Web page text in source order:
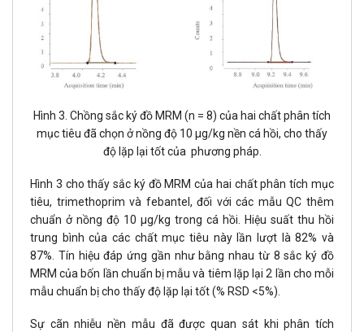
Hình 3. Chồng sắc ký đồ MRM (n = 8) của hai chất phân tích
mục tiêu đã chọn ở nồng độ 10 μg/kg nền cá hồi, cho thấy
độ lặp lại tốt của phương pháp.
Hình 3 cho thấy sắc ký đồ MRM của hai chất phân tích mục
tiêu, trimethoprim và febantel, đối với các mẫu QC thêm
chuẩn ở nồng độ 10 μg/kg trong cá hồi. Hiệu suất thu hồi
trung bình của các chất mục tiêu này lần lượt là 82% và
87%. Tín hiệu đáp ứng gần như bằng nhau từ 8 sắc ký đồ
MRM của bốn lần chuẩn bị mẫu và tiêm lặp lại 2 lần cho mỗi
mẫu chuẩn bị cho thấy độ lặp lại tốt (% RSD <5%).
Sự cãn nhiễu nền mẫu đã được quan sát khi phân tích